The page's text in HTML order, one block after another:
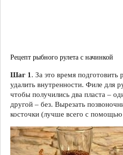
Рецепт рыбного рулета с начинкой
Шаг 1 . За это время подготовить
удалить внутренности. Филе для
чтобы получились два пласта –
другой – без. Вырезать
косточки (лучше всего с помощью